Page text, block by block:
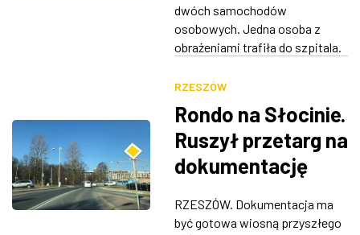
dwóch samochodów
osobowych. Jedna osoba z
obrażeniami trafiła do szpitala.
RZESZÓW
Rondo na Słocinie.
Ruszył przetarg na
dokumentację
RZESZÓW. Dokumentacja ma
być gotowa wiosną przyszłego